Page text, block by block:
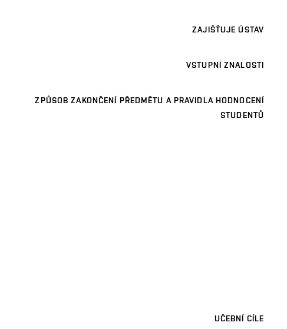
ZAJIŠŤUJE ÚSTAV
VSTUPNÍ ZNALOSTI
ZPŮSOB ZAKONČENÍ PŘEDMĚTU A PRAVIDLA HODNOCENÍ
STUDENTŮ
UČEBNÍ CÍLE